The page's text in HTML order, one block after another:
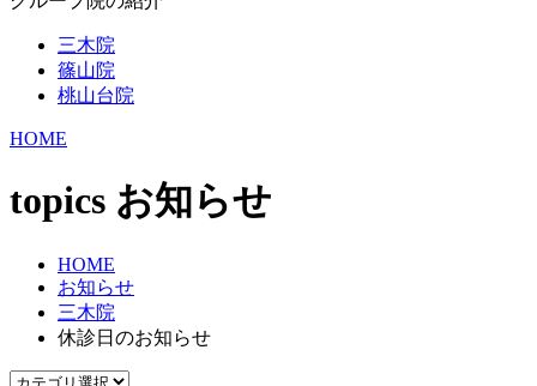
三木院
篠山院
桃山台院
HOME
topics お知らせ
HOME
お知らせ
三木院
休診日のお知らせ